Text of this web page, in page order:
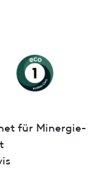
für Minergie-